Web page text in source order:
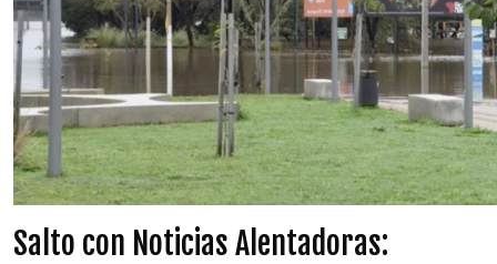
Salto con Noticias Alentadoras: